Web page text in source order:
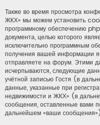
Также во время просмотра
ЖКХ» мы можем установить
программному обеспечению
документа, целью которого
исключительно программным
получения вашей информации
отправляете на форум. Этими
исчерпываются, следующие
учётной записью Гостя (в
данные, указанные при
недвижимости и ЖКХ» (в
сообщения, оставленные вами
дальнейшем «ваши